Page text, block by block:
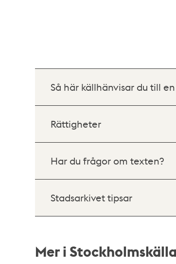
Så här källhänvisar du till
Rättigheter
Har du frågor om texten?
Stadsarkivet tipsar
Mer i